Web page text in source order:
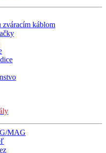
zváracím káblom
MAG